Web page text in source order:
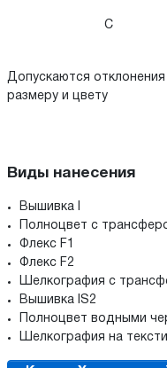
C
Допускаются
размеру и цвету
Виды нанесения
Вышивка I
Полноцвет с
Флекс F1
Флекс F2
Шелкография с
Вышивка IS2
Полноцвет водными
Шелкография на